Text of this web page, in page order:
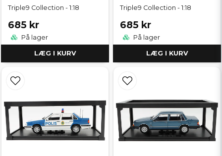
Triple9 Collection - 1:18
685 kr
På lager
LÆG I KURV
Triple9 Collection - 1:18
685 kr
På lager
LÆG I KURV